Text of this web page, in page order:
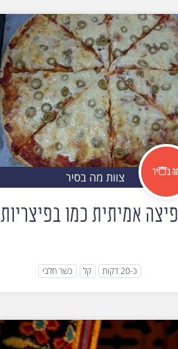
צוות מה בסיר
פיצה אמיתית כמו בפיצריות
כ-20 דקות קל כשר חלבי